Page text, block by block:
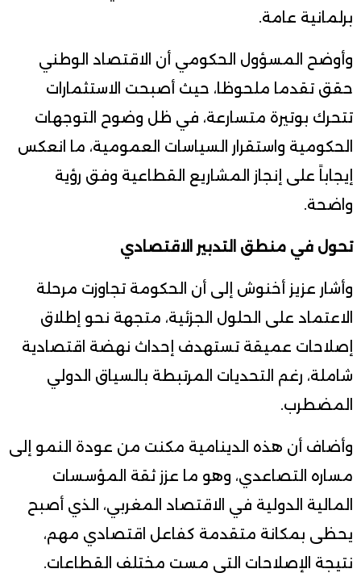
برلمانية عامة.
وأوضح المسؤول الحكومي أن الاقتصاد الوطني
حقق تقدما ملحوظا، حيث أصبحت الاستثمارات
تتحرك بوتيرة متسارعة، في ظل وضوح التوجهات
الحكومية واستقرار السياسات العمومية، ما انعكس
إيجاباً على إنجاز المشاريع القطاعية وفق رؤية
واضحة.
تحول في منطق التدبير الاقتصادي
وأشار عزيز أخنوش إلى أن الحكومة تجاوزت مرحلة
الاعتماد على الحلول الجزئية، متجهة نحو إطلاق
إصلاحات عميقة تستهدف إحداث نهضة اقتصادية
شاملة، رغم التحديات المرتبطة بالسياق الدولي
المضطرب.
وأضاف أن هذه الدينامية مكنت من عودة النمو إلى
مساره التصاعدي، وهو ما عزز ثقة المؤسسات
المالية الدولية في الاقتصاد المغربي، الذي أصبح
يحظى بمكانة متقدمة كفاعل اقتصادي مهم،
نتيجة الإصلاحات التي مست مختلف القطاعات.